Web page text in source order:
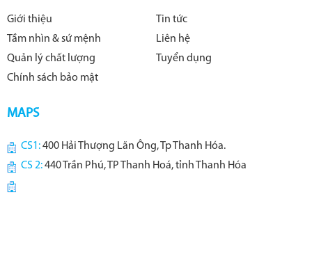
Giới thiệu
Tin tức
Tầm nhìn & sứ mệnh
Liên hệ
Quản lý chất lượng
Tuyển dụng
Chính sách bảo mật
MAPS
CS1:400 Hải Thượng Lãn Ông, Tp Thanh Hóa.
CS 2:440 Trần Phú, TP Thanh Hoá, tỉnh Thanh Hóa